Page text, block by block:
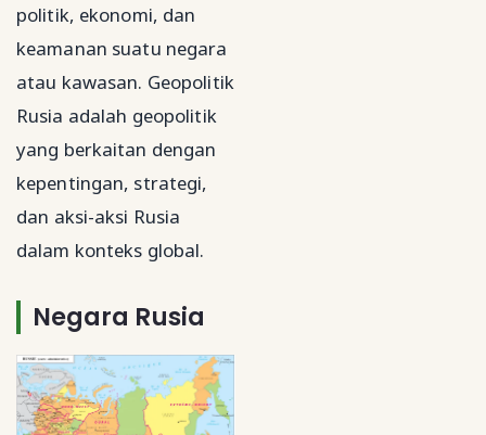
politik, ekonomi, dan
keamanan suatu negara
atau kawasan. Geopolitik
Rusia adalah geopolitik
yang berkaitan dengan
kepentingan, strategi,
dan aksi-aksi Rusia
dalam konteks global.
Negara Rusia